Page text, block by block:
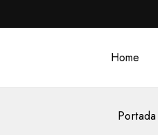
Home
Portada